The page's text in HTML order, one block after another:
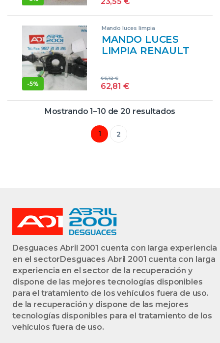
#PROV#
DM9RJ8PROV
GRANATE
-5%
Mando luces limpia
MANDO LUCES
LIMPIA RENAULT
2.0 DCI (BT01,
M9R G 7 –
DM9RG7PROV
GRIS
62,81 €
66,12€
Mostrando 1–10 de 20 resultados
1 2
Desguaces Abril 2001 cuenta con larga experiencia
en el sectorDesguaces Abril 2001 cuenta con larga
experiencia en el sector de la recuperación y
dispone de las mejores tecnologías disponibles
para el tratamiento de los vehículos fuera de uso.
de la recuperación y dispone de las mejores
tecnologías disponibles para el tratamiento de los
vehículos fuera de uso.